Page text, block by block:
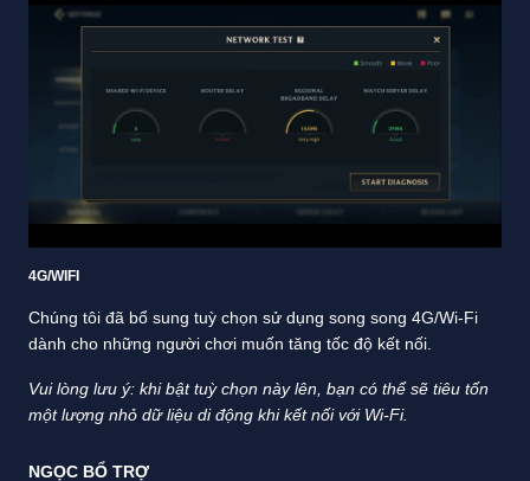
4G/WIFI
Chúng tôi đã bổ sung tuỳ chọn sử dụng song song 4G/Wi-Fi
dành cho những người chơi muốn tăng tốc độ kết nối.
Vui lòng lưu ý: khi bật tuỳ chọn này lên, bạn có thể sẽ tiêu tốn
một lượng nhỏ dữ liệu di động khi kết nối với Wi-Fi.
NGỌC BỔ TRỢ